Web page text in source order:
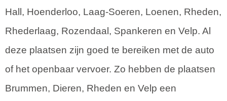
Hall, Hoenderloo, Laag-Soeren, Loenen, Rheden,
Rhederlaag, Rozendaal, Spankeren en Velp. Al
deze plaatsen zijn goed te bereiken met de auto
of het openbaar vervoer. Zo hebben de plaatsen
Brummen, Dieren, Rheden en Velp een